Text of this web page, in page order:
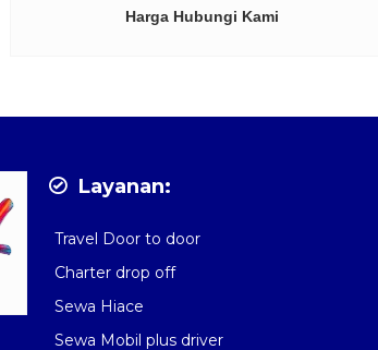
Harga Hubungi Kami
Layanan:
Travel Door to door
Charter drop off
Sewa Hiace
Sewa Mobil plus driver